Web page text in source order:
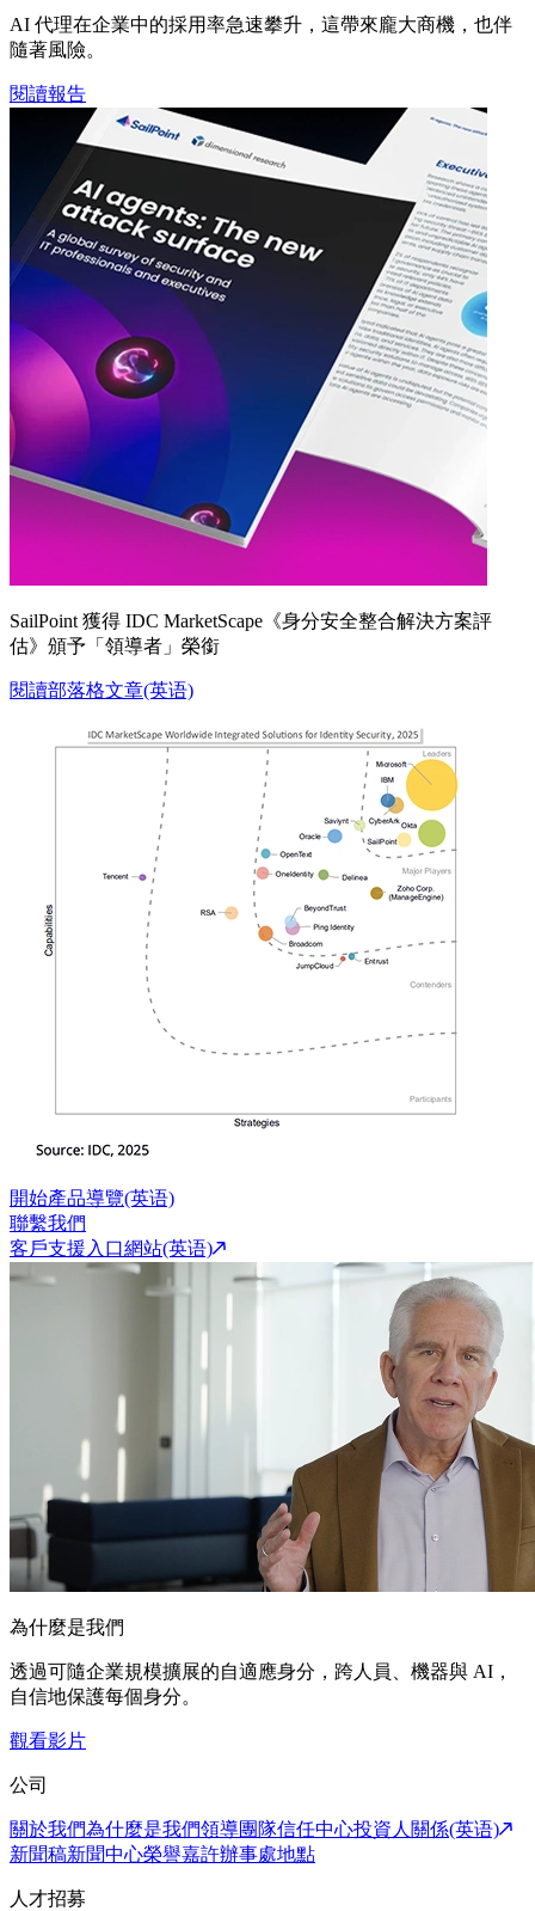
AI 代理在企業中的採用率急速攀升，這帶來龐大商機，也伴
隨著風險。
閱讀報告
SailPoint 獲得 IDC MarketScape《身分安全整合解決方案評
估》頒予「領導者」榮銜
閱讀部落格文章(英语)
開始產品導覽(英语)
聯繫我們
客戶支援入口網站(英语)
為什麼是我們
透過可隨企業規模擴展的自適應身分，跨人員、機器與 AI，
自信地保護每個身分。
觀看影片
公司
關於我們為什麼是我們領導團隊信任中心投資人關係(英语)
新聞稿新聞中心榮譽嘉許辦事處地點
人才招募